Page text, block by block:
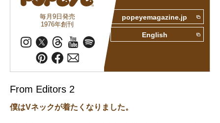
毎月9日発売
1976年創刊
popeyemagazine.jp
English
From Editors 2
僕はVネックが着たくなりました。